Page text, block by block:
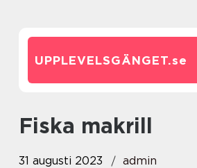
UPPLEVELSGÄNGET.se
fiska makrill
31 augusti 2023 admin